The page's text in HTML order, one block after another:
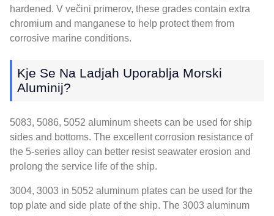
hardened. V večini primerov, these grades contain extra
chromium and manganese to help protect them from
corrosive marine conditions.
Kje Se Na Ladjah Uporablja Morski
Aluminij?
5083, 5086, 5052 aluminum sheets can be used for ship
sides and bottoms. The excellent corrosion resistance of
the 5-series alloy can better resist seawater erosion and
prolong the service life of the ship.
3004, 3003 in 5052 aluminum plates can be used for the
top plate and side plate of the ship. The 3003 aluminum